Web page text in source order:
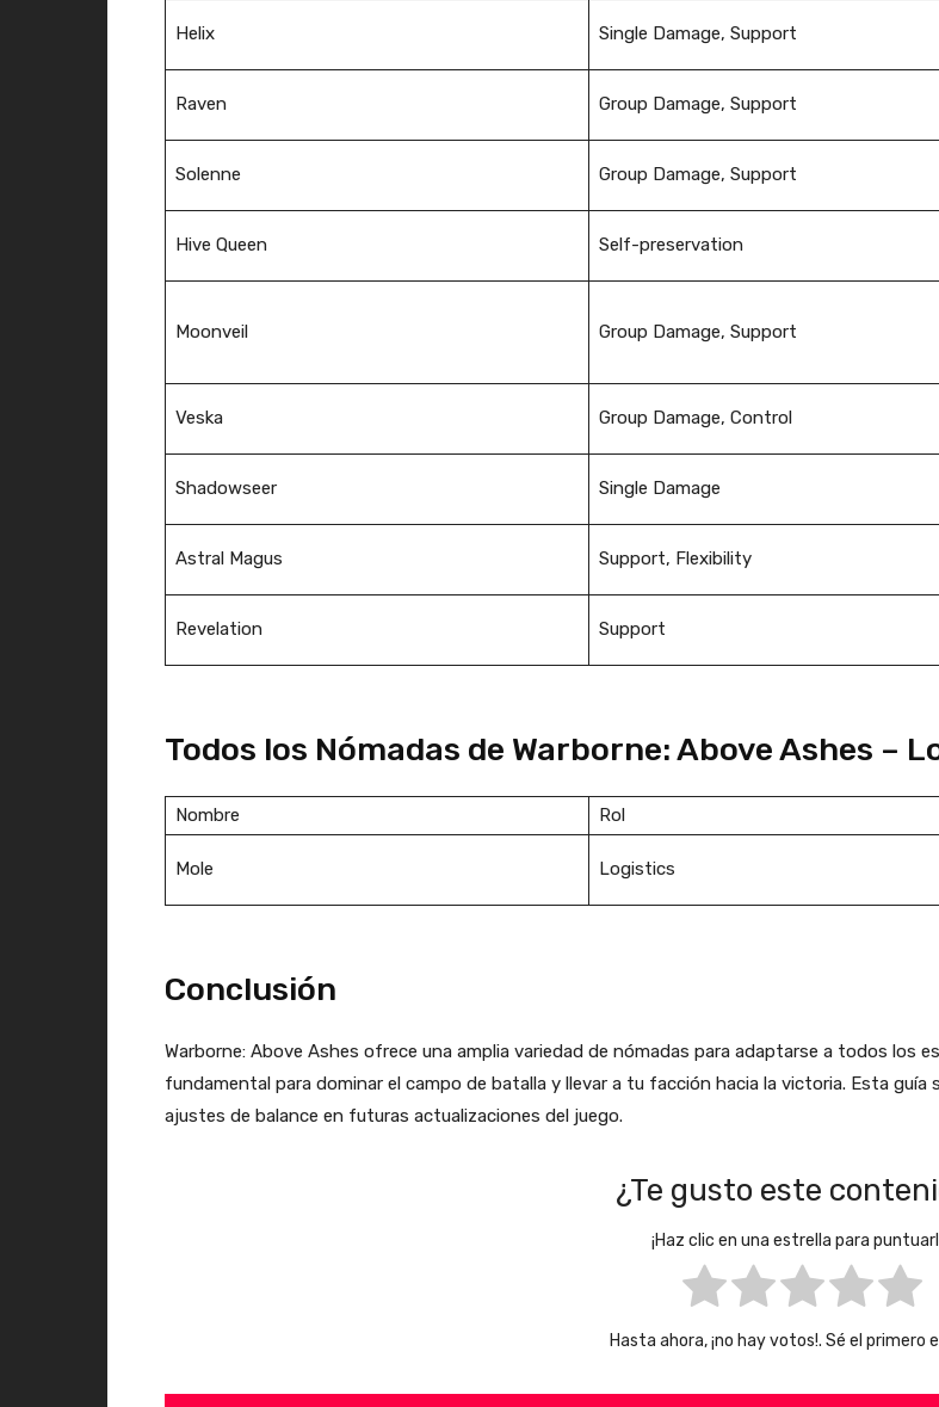
Helix Single Damage, Support
Raven Group Damage, Support
Solenne Group Damage, Support
Hive Queen Self-preservation
Moonveil Group Damage, Support
Veska Group Damage, Control
Shadowseer Single Damage
Astral Magus Support, Flexibility
Revelation Support
Todos los Nómadas de Warborne: Above Ashes –
Nombre Rol
Mole Logistics
Conclusión
Warborne: Above Ashes ofrece una amplia variedad de nómadas para adaptarse a todos los
fundamental para dominar el campo de batalla y llevar a tu facción hacia la victoria. Esta
ajustes de balance en futuras actualizaciones del juego.
¿Te gusto este
¡Haz clic en una estrella para
Hasta ahora, ¡no hay votos!. Sé el primero